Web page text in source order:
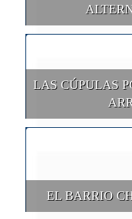
LAS CÚPULAS
EL BARRIO